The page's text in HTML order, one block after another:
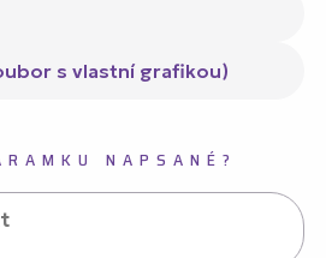
s vlastní grafikou)
NAPSANÉ?